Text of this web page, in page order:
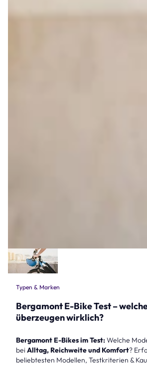
Typen & Marken
Bergamont E-Bike Test –
überzeugen wirklich?
Bergamont E-Bikes im Test:Welche
bei Alltag, Reichweite und Komfort?
beliebtesten Modellen, Testkriterien &